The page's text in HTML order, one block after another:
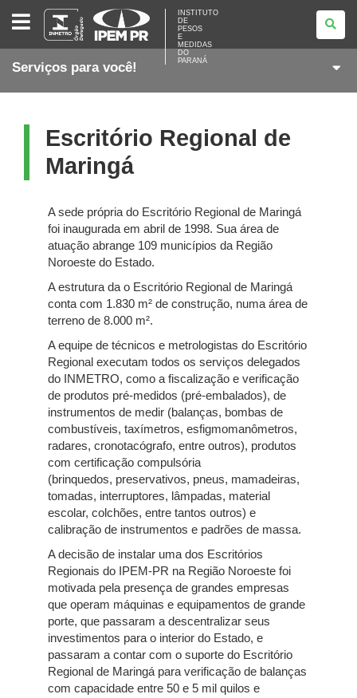
INSTITUTO
PESOS
E
DO
INSTITUTO
DE
PESOS
E
MEDIDAS
DO
PARANÁ
Serviços para você!
Escritório Regional de
Maringá
A sede própria do Escritório Regional de Maringá
foi inaugurada em abril de 1998. Sua área de
atuação abrange 109 municípios da Região
Noroeste do Estado.
A estrutura da o Escritório Regional de Maringá
conta com 1.830 m² de construção, numa área de
terreno de 8.000 m².
A equipe de técnicos e metrologistas do Escritório
Regional executam todos os serviços delegados
do INMETRO, como a fiscalização e verificação
de produtos pré-medidos (pré-embalados), de
instrumentos de medir (balanças, bombas de
combustíveis, taxímetros, esfigmomanômetros,
radares, cronotacógrafo, entre outros), produtos
com certificação compulsória
(brinquedos, preservativos, pneus, mamadeiras,
tomadas, interruptores, lâmpadas, material
escolar, colchões, entre tantos outros) e
calibração de instrumentos e padrões de massa.
A decisão de instalar uma dos Escritórios
Regionais do IPEM-PR na Região Noroeste foi
motivada pela presença de grandes empresas
que operam máquinas e equipamentos de grande
porte, que passaram a descentralizar seus
investimentos para o interior do Estado, e
passaram a contar com o suporte do Escritório
Regional de Maringá para verificação de balanças
com capacidade entre 50 e 5 mil quilos e